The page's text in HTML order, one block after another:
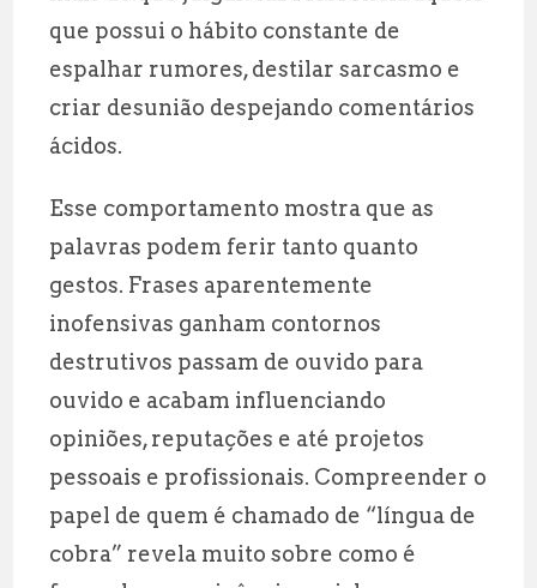
que possui o hábito constante de
espalhar rumores, destilar sarcasmo e
criar desunião despejando comentários
ácidos.
Esse comportamento mostra que as
palavras podem ferir tanto quanto
gestos. Frases aparentemente
inofensivas ganham contornos
destrutivos passam de ouvido para
ouvido e acabam influenciando
opiniões, reputações e até projetos
pessoais e profissionais. Compreender o
papel de quem é chamado de “língua de
cobra” revela muito sobre como é